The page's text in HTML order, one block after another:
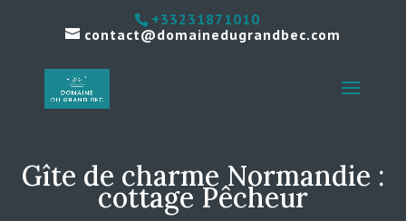
+33231871010
contact@domainedugrandbec.com
Gîte de charme Normandie :
cottage Pêcheur